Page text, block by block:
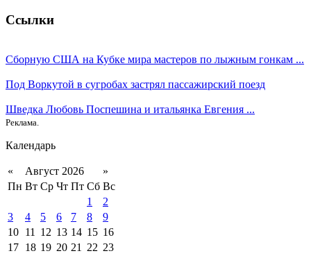
Ссылки
Сборную США на Кубке мира мастеров по лыжным гонкам ...
Под Воркутой в сугробах застрял пассажирский поезд
Шведка Любовь Поспешина и итальянка Евгения ...
Реклама.
Календарь
« Август 2026
»
Пн Вт Ср Чт Пт Сб Вс
1
2
3
4 5 6 7 8
9
10 11 12 13 14 15 16
17 18 19 20 21 22 23